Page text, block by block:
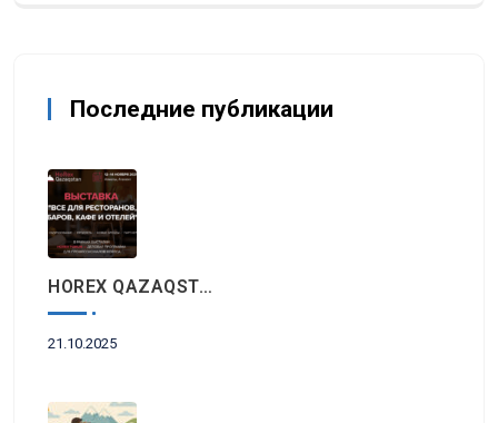
Последние публикации
HOREX QAZAQSTAN 2025: Главное Событие Индустрии Гостеприимства И Ресторанного Бизнеса Пройдет Этой Осенью В Алматы
21.10.2025